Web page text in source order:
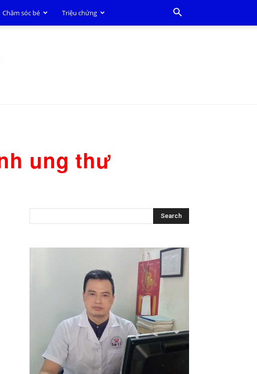
Chăm sóc bé Triệu chứng
ung thư